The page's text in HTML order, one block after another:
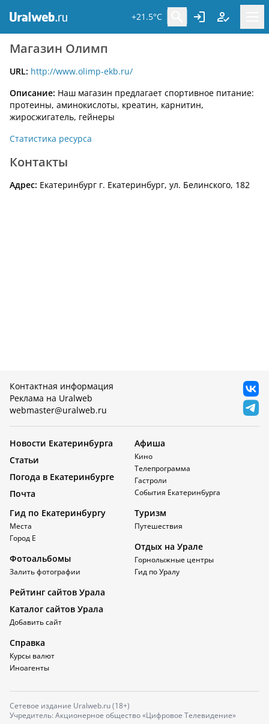
+21.5°C
Магазин Олимп
URL: http://www.olimp-ekb.ru/
Описание: Наш магазин предлагает спортивное питание:
протеины, аминокислоты, креатин, карнитин,
жиросжигатель, гейнеры
Статистика ресурса
Контакты
Адрес: Екатеринбург г. Екатеринбург, ул. Белинского, 182
Контактная информация
Реклама на Uralweb
webmaster@uralweb.ru
Новости Екатеринбурга
Статьи
Погода в Екатеринбурге
Почта
Афиша
Кино
Телепрограмма
Гастроли
События Екатеринбурга
Гид по Екатеринбургу
Места
Город Е
Фотоальбомы
Залить фотографии
Туризм
Путешествия
Отдых на Урале
Горнолыжные центры
Гид по Уралу
Рейтинг сайтов Урала
Каталог сайтов Урала
Добавить сайт
Справка
Курсы валют
Иноагенты
Сетевое издание Uralweb.ru (18+)
Учредитель: Акционерное общество «Цифровое Телевидение»